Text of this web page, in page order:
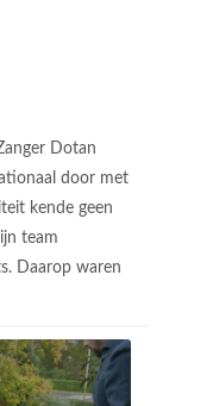
Dotan
door met
kende geen
team
Daarop waren